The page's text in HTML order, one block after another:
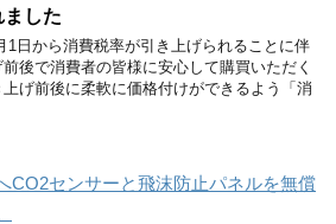
した
1日から消費税率が引き上げられることに伴
後で消費者の皆様に安心して購買いただく
げ前後に柔軟に価格付けができるよう「消
CO2センサーと飛沫防止パネルを無償